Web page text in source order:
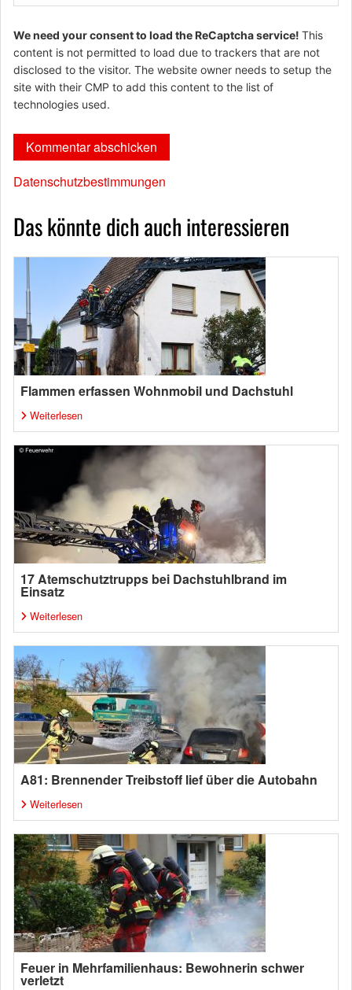
We need your consent to load the ReCaptcha service! This
content is not permitted to load due to trackers that are not
disclosed to the visitor. The website owner needs to setup the
site with their CMP to add this content to the list of
technologies used.
Datenschutzbestimmungen
Das könnte dich auch interessieren
Flammen erfassen Wohnmobil und Dachstuhl
Weiterlesen
17 Atemschutztrupps bei Dachstuhlbrand im
Einsatz
Weiterlesen
A81: Brennender Treibstoff lief über die Autobahn
Weiterlesen
Feuer in Mehrfamilienhaus: Bewohnerin schwer
verletzt